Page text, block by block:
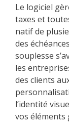
Le logiciel
taxes et
natif de
des
souplesse
les
des clients
l’identité
vos éléments